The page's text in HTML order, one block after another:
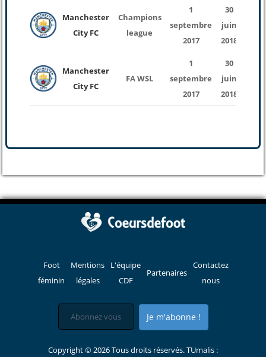
Manchester
City FC
Champions
league
1
septembre
2017
30
juin
2018
Manchester
City FC
FA WSL
1
septembre
2017
30
juin
2018
Foot
féminin
Mentions
légales
L'équipe
CDF
Partenaires
Contactez
nous
Je m'abonne !
Copyright © 2026 Tous droits réservés. TUmalis :